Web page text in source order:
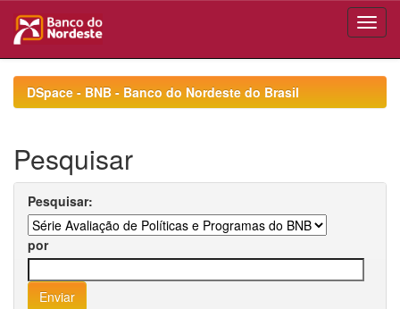
navigationDSpace - BNB - Banco do Nordeste do Brasil
Pesquisar
Pesquisar:
por